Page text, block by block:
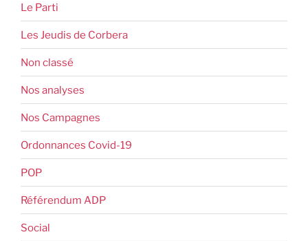
Le Parti
Les Jeudis de Corbera
Non classé
Nos analyses
Nos Campagnes
Ordonnances Covid-19
POP
Référendum ADP
Social